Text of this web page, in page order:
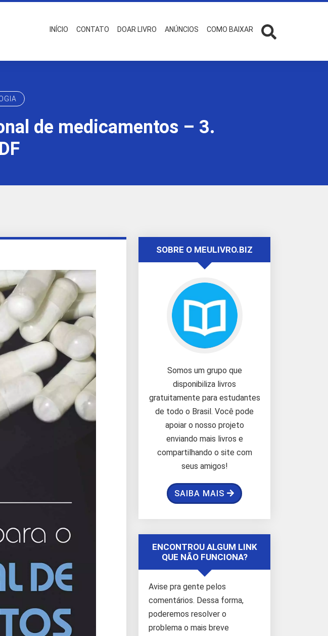
INÍCIO CONTATO DOAR LIVRO ANÚNCIOS COMO BAIXAR
de medicamentos – 3.
SOBRE O MEULIVRO.BIZ
Somos um grupo que
disponibiliza livros
gratuitamente para estudantes
de todo o Brasil. Você pode
apoiar o nosso projeto
enviando mais livros e
compartilhando o site com
seus amigos!
SAIBA MAIS
ENCONTROU ALGUM LINK
QUE NÃO FUNCIONA?
Avise pra gente pelos
comentários. Dessa forma,
poderemos resolver o
problema o mais breve